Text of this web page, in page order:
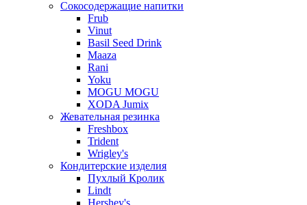
Сокосодержащие напитки
Frub
Vinut
Basil Seed Drink
Maaza
Rani
Yoku
MOGU MOGU
XODA Jumix
Жевательная резинка
Freshbox
Trident
Wrigley's
Кондитерские изделия
Пухлый Кролик
Lindt
Hershey's